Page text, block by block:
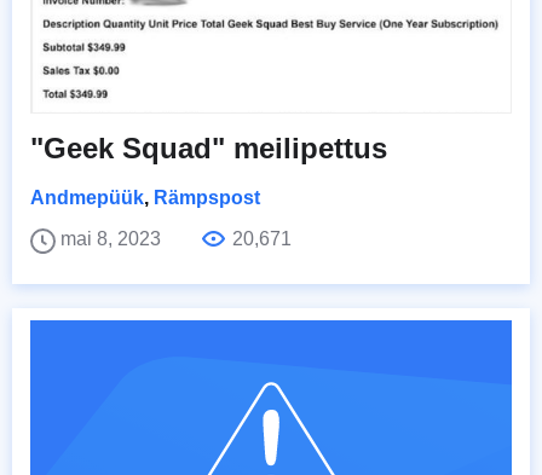
"Geek Squad" meilipettus
Andmepüük, Rämpspost
mai 8, 2023
20,671